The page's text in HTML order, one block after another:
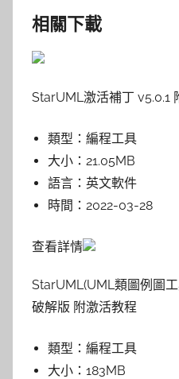
相關下載
StarUML激活補丁 v5.0.1
類型： 編程工具
大小： 21.05MB
語言： 英文軟件
時間： 2022-03-28
查看詳情
StarUML(UML類圖例圖
破解版 附激活教程
類型： 編程工具
大小： 183MB